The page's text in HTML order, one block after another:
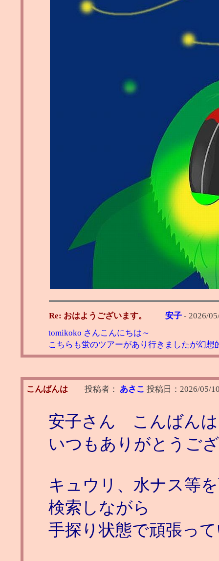
Re: おはようございます。 安子 - 2026/
tomikoko さんこんにちは～
こちらも蛍のツアーがあり行きましたが幻想
こんばんは 投稿者： あさこ 投稿日： 2026/05/
安子さん こんばんは
いつもありがとうご
キュウリ、水ナス等
検索しながら
手探り状態で頑張っ